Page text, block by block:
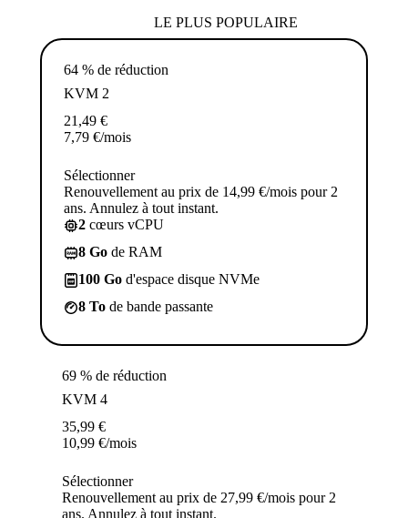
LE PLUS POPULAIRE
64 % de réduction
KVM 2
21,49 €
7,79 €/mois
Sélectionner
Renouvellement au prix de 14,99 €/mois pour 2
ans. Annulez à tout instant.
2 cœurs vCPU
8 Go de RAM
100 Go d'espace disque NVMe
8 To de bande passante
69 % de réduction
KVM 4
35,99 €
10,99 €/mois
Sélectionner
Renouvellement au prix de 27,99 €/mois pour 2
ans. Annulez à tout instant.